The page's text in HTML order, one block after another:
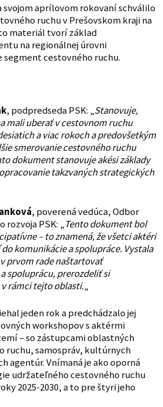
aprílovom rokovaní schválilo
ruchu v Prešovskom kraji na
materiál tvorí základ
na regionálnej úrovni
segment cestovného ruchu.
, podpredseda PSK: „Stanovuje,
mali uberať v cestovnom ruchu
a viac rokoch a predovšetkým
smerovanie cestovného ruchu
dokument stanovuje akési základy
takzvaných strategických
, poverená vedúca, Odbor
PSK: „Tento dokument bol
– to znamená, že všetci aktéri
komunikácie a spolupráce. Vystala
prvom rade naštartovať
spoluprácu, prerozdeliť si
rámci tejto oblasti.„
jeden rok a predchádzalo jej
workshopov s aktérmi
– so zástupcami oblastných
ruchu, samospráv, kultúrnych
agentúr. Vnímaná je ako oporná
udržateľného cestovného ruchu
2025-2030, a to pre štyri jeho